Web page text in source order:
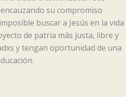
su compromiso
buscar a Jesús en la vida
de patria más justa, libre y
y tengan oportunidad de una